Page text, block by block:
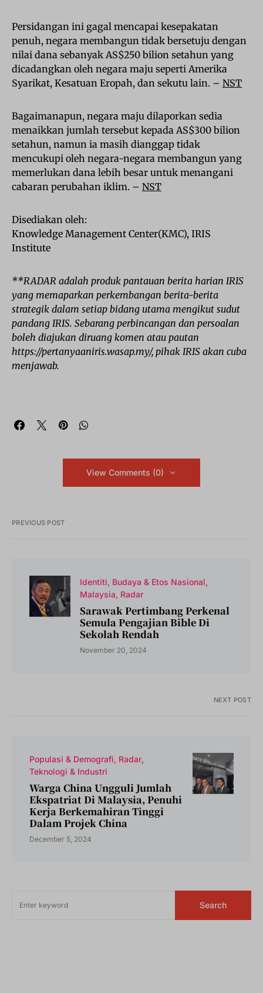
Persidangan ini gagal mencapai kesepakatan
penuh, negara membangun tidak bersetuju dengan
nilai dana sebanyak AS$250 bilion setahun yang
dicadangkan oleh negara maju seperti Amerika
Syarikat, Kesatuan Eropah, dan sekutu lain. – NST
Bagaimanapun, negara maju dilaporkan sedia
menaikkan jumlah tersebut kepada AS$300 bilion
setahun, namun ia masih dianggap tidak
mencukupi oleh negara-negara membangun yang
memerlukan dana lebih besar untuk menangani
cabaran perubahan iklim. – NST
Disediakan oleh:
Knowledge Management Center(KMC), IRIS
Institute
**RADAR adalah produk pantauan berita harian IRIS
yang memaparkan perkembangan berita-berita
strategik dalam setiap bidang utama mengikut sudut
pandang IRIS. Sebarang perbincangan dan persoalan
boleh diajukan diruang komen atau pautan
https://pertanyaaniris.wasap.my/, pihak IRIS akan cuba
menjawab.
View Comments (0)
PREVIOUS POST
Identiti, Budaya & Etos Nasional
Malaysia Radar
Sarawak Pertimbang Perkenal
Semula Pengajian Bible Di
Sekolah Rendah
November 20, 2024
NEXT POST
Populasi & Demografi Radar
Teknologi & Industri
Warga China Ungguli Jumlah
Ekspatriat Di Malaysia, Penuhi
Kerja Berkemahiran Tinggi
Dalam Projek China
December 5, 2024
Search